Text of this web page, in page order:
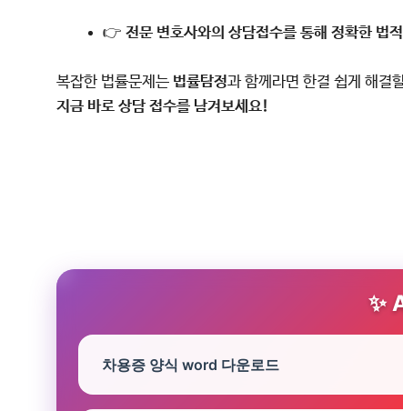
👉 전문 변호사와의 상담접수를 통해 정확한 법
복잡한 법률문제는 법률탐정과 함께라면 한결 쉽게 해결
지금 바로 상담 접수를 남겨보세요!
차용증 양식 word 다운로드